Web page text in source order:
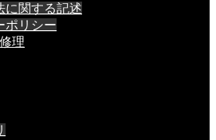
に関する記述
ポリシー
理